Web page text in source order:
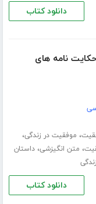
دانلود کتاب
نامه های
، موفقیت در زندگی،
، متن انگیزشی،داستان
دانلود کتاب